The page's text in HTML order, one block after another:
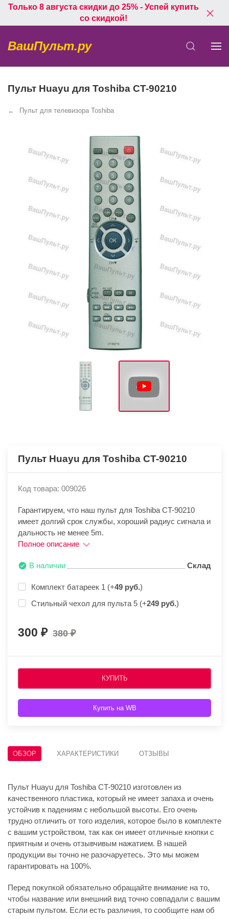
Только 8 августа скидки до 25% - Успей купить
со скидкой!
ВашПульт.ру
Пульт Huayu для Toshiba CT-90210
Пульт для телевизора Toshiba
Пульт Huayu для Toshiba CT-90210
Код товара: 009026
Гарантируем, что наш пульт для Toshiba CT-90210
имеет долгий срок службы, хороший радиус сигнала и
дальность не менее 5m.
Полное описание
В наличии Склад
Комплект батареек 1 (+49 руб.)
Стильный чехол для пульта 5 (+249 руб.)
300 380
КУПИТЬ
Купить на WB
ОБЗОР ХАРАКТЕРИСТИКИ ОТЗЫВЫ
Пульт Huayu для Toshiba CT-90210 изготовлен из
качественного пластика, который не имеет запаха и очень
устойчив к падениям с небольшой высоты. Его очень
трудно отличить от того изделия, которое было в комплекте
с вашим устройством, так как он имеет отличные кнопки с
приятным и очень отзывчивым нажатием. В нашей
продукции вы точно не разочаруетесь. Это мы можем
гарантировать на 100%.
Перед покупкой обязательно обращайте внимание на то,
чтобы название или внешний вид точно совпадали с вашим
старым пультом. Если есть различия, то сообщите нам об